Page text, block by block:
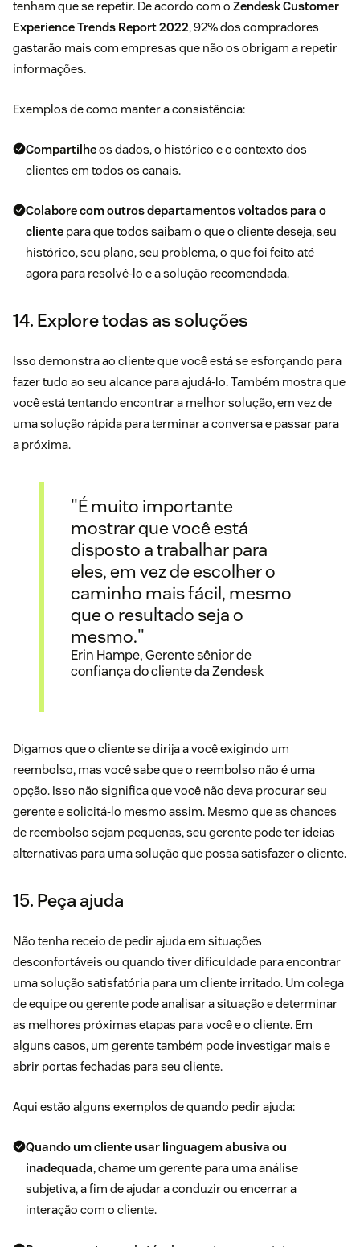
tenham que se repetir. De acordo com o Zendesk Customer
Experience Trends Report 2022, 92% dos compradores
gastarão mais com empresas que não os obrigam a repetir
informações.
Exemplos de como manter a consistência:
Compartilheos dados, o histórico e o contexto dos
clientes em todos os canais.
Colabore com outros departamentos voltados para o
cliente para que todos saibam o que o cliente deseja, seu
histórico, seu plano, seu problema, o que foi feito até
agora para resolvê-lo e a solução recomendada.
14. Explore todas as soluções
Isso demonstra ao cliente que você está se esforçando para
fazer tudo ao seu alcance para ajudá-lo. Também mostra que
você está tentando encontrar a melhor solução, em vez de
uma solução rápida para terminar a conversa e passar para
a próxima.
"É muito importante
mostrar que você está
disposto a trabalhar para
eles, em vez de escolher o
caminho mais fácil, mesmo
que o resultado seja o
mesmo."
Erin Hampe, Gerente sênior de
confiança do cliente da Zendesk
Digamos que o cliente se dirija a você exigindo um
reembolso, mas você sabe que o reembolso não é uma
opção. Isso não significa que você não deva procurar seu
gerente e solicitá-lo mesmo assim. Mesmo que as chances
de reembolso sejam pequenas, seu gerente pode ter ideias
alternativas para uma solução que possa satisfazer o cliente.
15. Peça ajuda
Não tenha receio de pedir ajuda em situações
desconfortáveis ou quando tiver dificuldade para encontrar
uma solução satisfatória para um cliente irritado. Um colega
de equipe ou gerente pode analisar a situação e determinar
as melhores próximas etapas para você e o cliente. Em
alguns casos, um gerente também pode investigar mais e
abrir portas fechadas para seu cliente.
Aqui estão alguns exemplos de quando pedir ajuda:
Quando um cliente usar linguagem abusiva ou
inadequada, chame um gerente para uma análise
subjetiva, a fim de ajudar a conduzir ou encerrar a
interação com o cliente.